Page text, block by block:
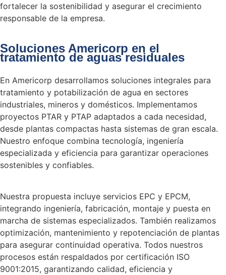
fortalecer la sostenibilidad y asegurar el crecimiento
responsable de la empresa.
Soluciones Americorp en el
tratamiento de aguas residuales
En Americorp desarrollamos soluciones integrales para
tratamiento y potabilización de agua en sectores
industriales, mineros y domésticos. Implementamos
proyectos PTAR y PTAP adaptados a cada necesidad,
desde plantas compactas hasta sistemas de gran escala.
Nuestro enfoque combina tecnología, ingeniería
especializada y eficiencia para garantizar operaciones
sostenibles y confiables.
Nuestra propuesta incluye servicios EPC y EPCM,
integrando ingeniería, fabricación, montaje y puesta en
marcha de sistemas especializados. También realizamos
optimización, mantenimiento y repotenciación de plantas
para asegurar continuidad operativa. Todos nuestros
procesos están respaldados por certificación ISO
9001:2015, garantizando calidad, eficiencia y